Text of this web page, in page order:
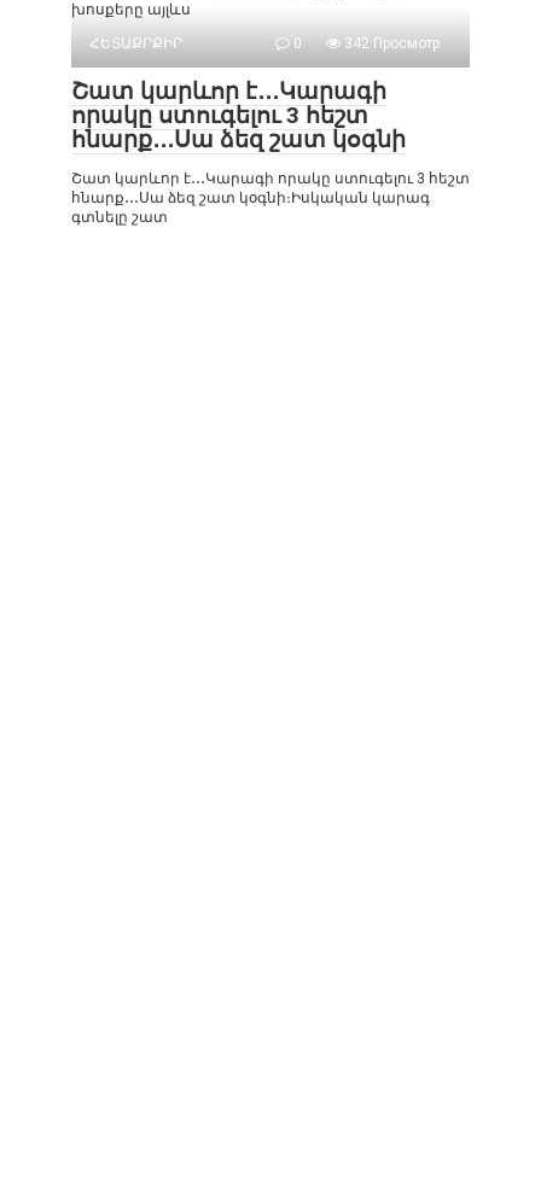
խոսքերը այլևս
ՀԵՏԱՔՐՔԻՐ
0 342 Просмотр
Շատ կարևոր է․․․Կարագի
որակը ստուգելու 3 հեշտ
հնարք․․․Սա ձեզ շատ կօգնի
Շատ կարևոր է․․․Կարագի որակը ստուգելու 3 հեշտ
հնարք․․․Սա ձեզ շատ կօգնի։Իսկական կարագ
գտնելը շատ